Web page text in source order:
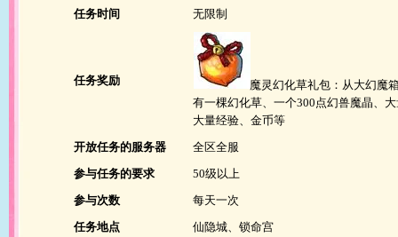
任务时间 无限制
任务奖励 魔灵幻化草礼包：从大幻魔
有一棵幻化草、一个300点幻兽魔晶、
大量经验、金币等
开放任务的服务器
全区全服
参与任务的要求
50级以上
参与次数
每天一次
任务地点
仙隐城、锁命宫